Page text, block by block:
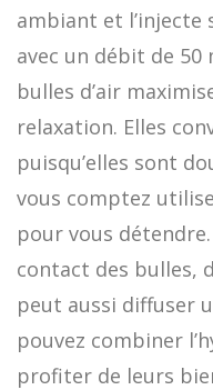
ambiant et l’injecte
avec un débit de 50
bulles d’air
relaxation. Elles
puisqu’elles sont
vous comptez
pour vous
contact des bulles,
peut aussi diffuser
pouvez combiner
profiter de leurs